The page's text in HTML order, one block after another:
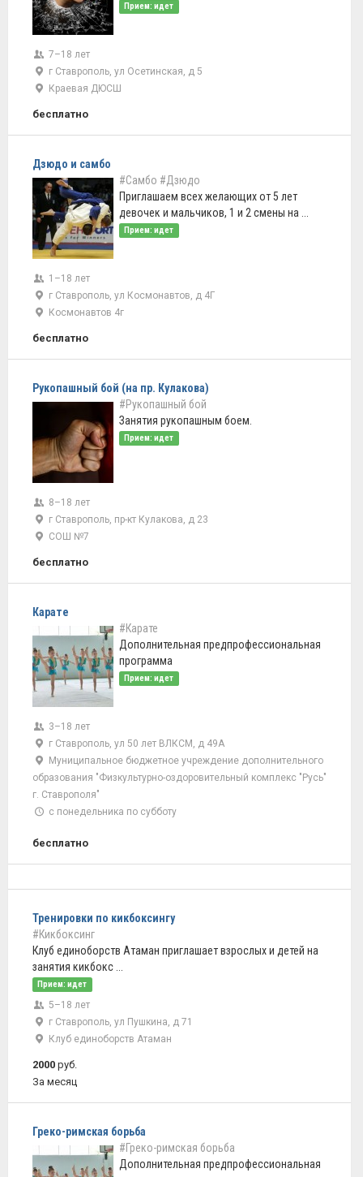
Прием: идет
7–18 лет
г Ставрополь, ул Осетинская, д 5
Краевая ДЮСШ
бесплатно
Дзюдо и самбо
#Самбо #Дзюдо
Приглашаем всех желающих от 5 лет
девочек и мальчиков, 1 и 2 смены на ...
Прием: идет
1–18 лет
г Ставрополь, ул Космонавтов, д 4Г
Космонавтов 4г
бесплатно
Рукопашный бой (на пр. Кулакова)
#Рукопашный бой
Занятия рукопашным боем.
Прием: идет
8–18 лет
г Ставрополь, пр-кт Кулакова, д 23
СОШ №7
бесплатно
Карате
#Карате
Дополнительная предпрофессиональная
программа
Прием: идет
3–18 лет
г Ставрополь, ул 50 лет ВЛКСМ, д 49А
Муниципальное бюджетное учреждение дополнительного
образования "Физкультурно-оздоровительный комплекс "Русь"
г. Ставрополя"
с понедельника по субботу
бесплатно
Тренировки по кикбоксингу
#Кикбоксинг
Клуб единоборств Атаман приглашает взрослых и детей на
занятия кикбокс ...
Прием: идет
5–18 лет
г Ставрополь, ул Пушкина, д 71
Клуб единоборств Атаман
2000 руб.
За месяц
Греко-римская борьба
#Греко-римская борьба
Дополнительная предпрофессиональная